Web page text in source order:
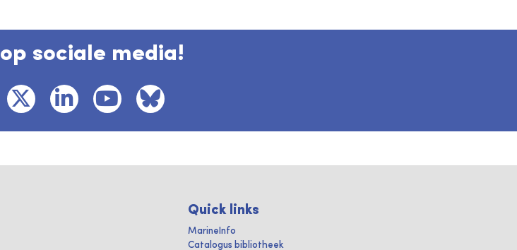
op sociale media!
Quick links
MarineInfo
Catalogus bibliotheek